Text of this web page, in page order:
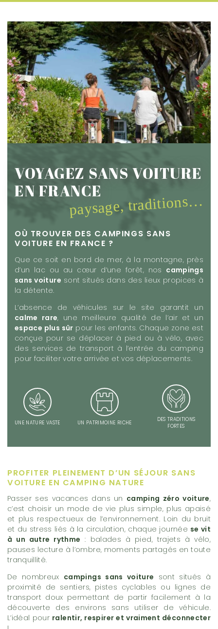
VOYAGEZ SANS VOITURE
EN FRANCE
paysage, traditions…
OÙ TROUVER DES CAMPINGS SANS
VOITURE EN FRANCE ?
Que ce soit en bord de mer, à la montagne, près
d’un lac ou au cœur d’une forêt, nos campings
sans voiture sont situés dans des lieux propices à
la détente.
L’absence de véhicules sur le site garantit un
calme rare, une meilleure qualité de l’air et un
espace plus sûr pour les enfants. Chaque zone est
conçue pour se déplacer à pied ou à vélo, avec
des services de transport à l’entrée du camping
pour faciliter votre arrivée et vos déplacements.
UNE NATURE VASTE UN PATRIMOINE RICHE
DES TRADITIONS
FORTES
PROFITER PLEINEMENT D’UN SÉJOUR SANS
VOITURE EN CAMPING NATURE
Passer ses vacances dans un camping zéro voiture,
c’est choisir un mode de vie plus simple, plus apaisé
et plus respectueux de l’environnement. Loin du bruit
et du stress liés à la circulation, chaque journée se vit
à un autre rythme : balades à pied, trajets à vélo,
pauses lecture à l’ombre, moments partagés en toute
tranquillité.
De nombreux campings sans voiture sont situés à
proximité de sentiers, pistes cyclables ou lignes de
transport doux permettant de partir facilement à la
découverte des environs sans utiliser de véhicule.
L’idéal pour ralentir, respirer et vraiment déconnecter